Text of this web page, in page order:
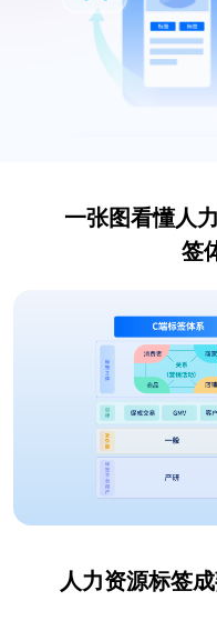
一张图看懂人
签
人力资源标签